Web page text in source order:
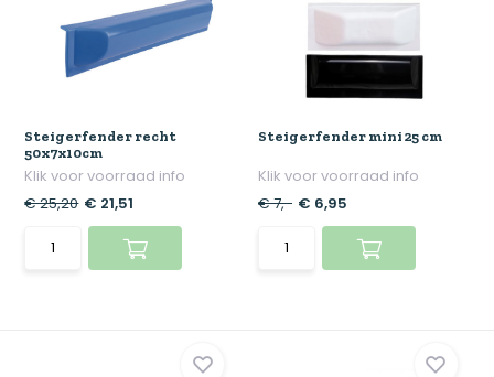
Steigerfender recht
50x7x10cm
Klik voor voorraad info
€ 25,20 € 21,51
Steigerfender mini 25 cm
Klik voor voorraad info
€ 7,- € 6,95